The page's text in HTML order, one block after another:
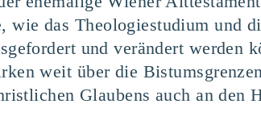
wie das Theo­lo­gie­stu­di­um und
und ver­än­dert wer­den
weit über die
Glau­bens auch an den